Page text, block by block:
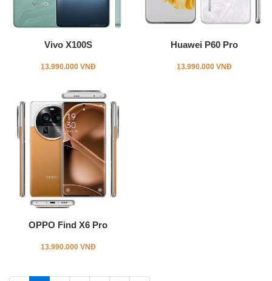
Vivo X100S
13.990.000 VNĐ
Huawei P60 Pro
13.990.000 VNĐ
OPPO Find X6 Pro
13.990.000 VNĐ